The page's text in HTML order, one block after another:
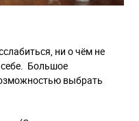
ни о чём не
себе. Большое
выбрать